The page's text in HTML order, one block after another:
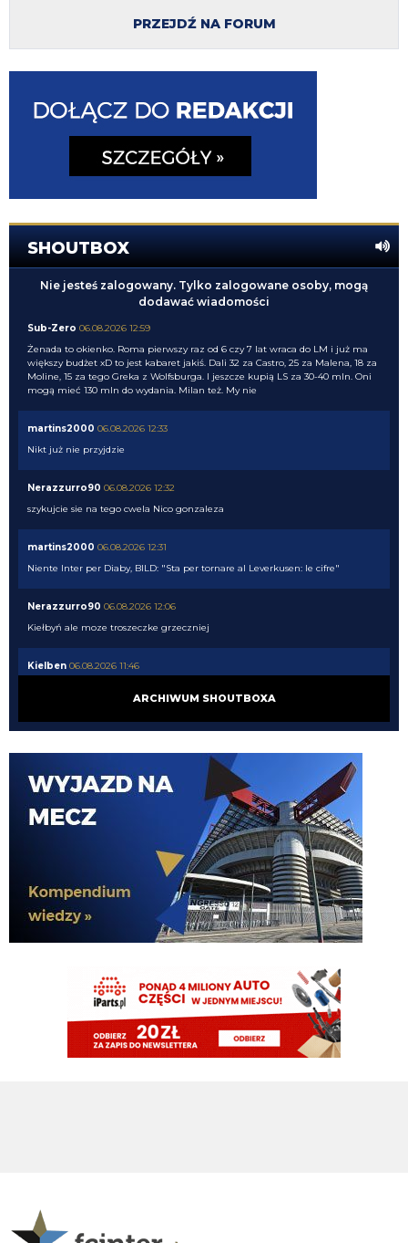
PRZEJDŹ NA FORUM
SHOUTBOX
Nie jesteś zalogowany. Tylko zalogowane osoby, mogą
dodawać wiadomości
Sub-Zero 06.08.2026 12:59
Żenada to okienko. Roma pierwszy raz od 6 czy 7 lat wraca do LM i już ma
większy budżet xD to jest kabaret jakiś. Dali 32 za Castro, 25 za Malena, 18 za
Moline, 15 za tego Greka z Wolfsburga. I jeszcze kupią LS za 30-40 mln. Oni
mogą mieć 130 mln do wydania. Milan też. My nie
martins2000 06.08.2026 12:33
Nikt już nie przyjdzie
Nerazzurro90 06.08.2026 12:32
szykujcie sie na tego cwela Nico gonzaleza
martins2000 06.08.2026 12:31
Niente Inter per Diaby, BILD: "Sta per tornare al Leverkusen: le cifre"
Nerazzurro90 06.08.2026 12:06
Kiełbyń ale moze troszeczke grzeczniej
Kielben 06.08.2026 11:46
Kielben 06.08.2026 11:45
AveCaesar 06.08.2026 11:44
Wobec tego ja bym dokupił ze 2 środkowych pomocników. A nóż widelec się
na coś przydadzą jak Diouf. Może z któregoś bramkarza zrobimy.
Witam Klinsi witam Cny jak tam Romero wypadł we wczorajszym sparingu
z Milanem?
06.08.2026 11:34
Gorzej, że przy pozostaniu Pavarda nie mamy centralnego na ławce. Tylko
dwóch obrońców w kadrze może tak zagrać - Stones i Akanji.
ta, cale okienko szukaja kupca a i tak kazdy z nas wie ze za tych kmiotow
wjada tylko wypozyczeina
ARCHIWUM SHOUTBOXA